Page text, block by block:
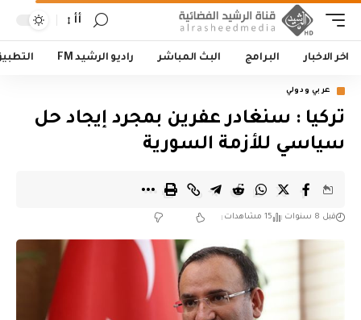
أأ
اخر الاخبار البرامج البث المباشر راديو الرشيد FM
عربي ودولي
تركيا : سنغادر عفرين بمجرد إيجاد حل
سياسي للأزمة السورية
قبل 8 سنوات 15 مشاهدات